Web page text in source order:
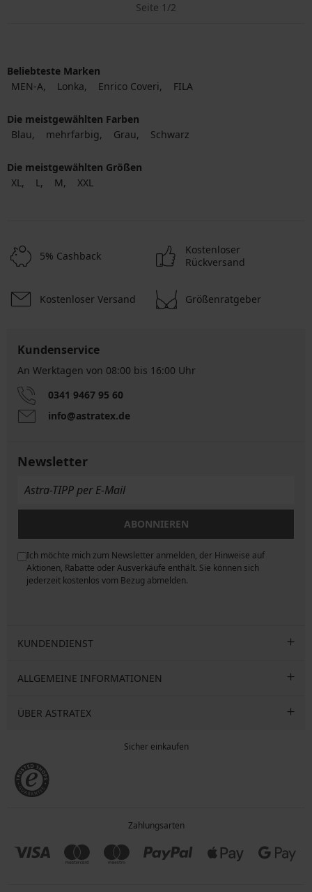
Seite 1/2
Beliebteste Marken
MEN-A
Lonka Enrico Coveri FILA
Die meistgewählten Farben
Blau
mehrfarbig Grau Schwarz
Die meistgewählten Größen
XL
L M XXL
5% Cashback
Kostenloser
Rückversand
Kostenloser Versand Größenratgeber
Kundenservice
An Werktagen von 08:00 bis 16:00 Uhr
0341 9467 95 60
info@astratex.de
Newsletter
ABONNIEREN
Ich möchte mich zum Newsletter anmelden, der Hinweise auf
Aktionen, Rabatte oder Ausverkäufe enthält. Sie können sich
jederzeit kostenlos vom Bezug abmelden.
KUNDENDIENST
ALLGEMEINE INFORMATIONEN
ÜBER ASTRATEX
Sicher einkaufen
Zahlungsarten